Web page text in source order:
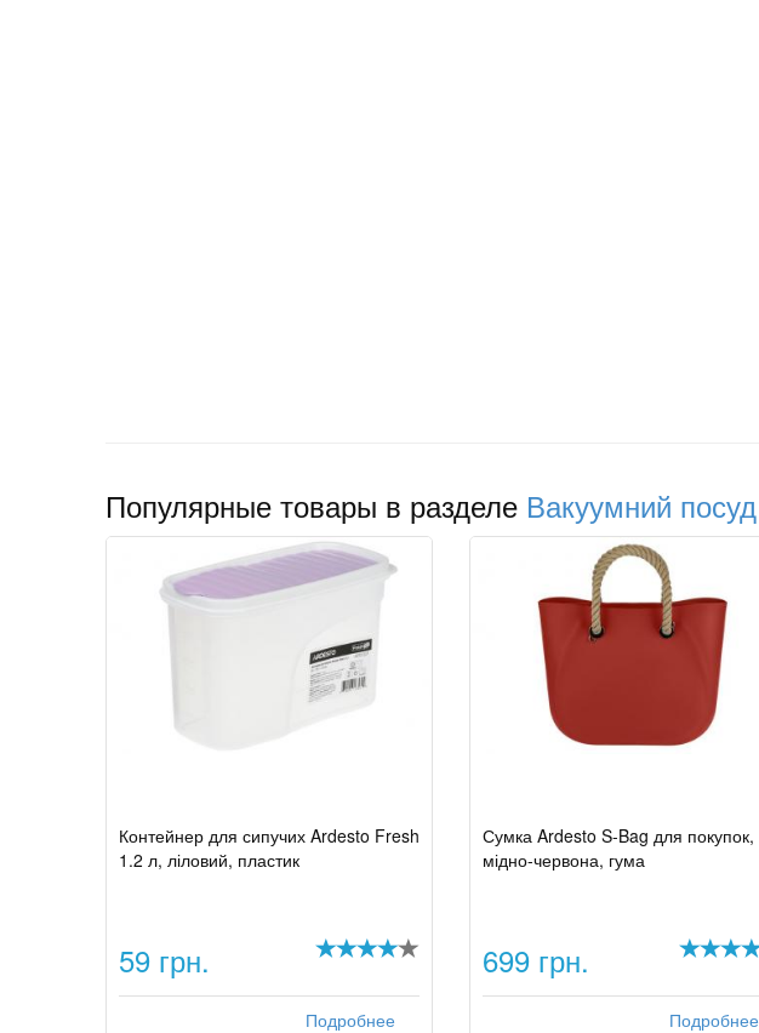
Популярные товары в разделе Вакуумний посуд
Контейнер для сипучих Ardesto Fresh
1.2 л, ліловий, пластик
59 грн.
Подробнее
Сумка Ardesto S-Bag для покупок,
мідно-червона, гума
699 грн.
Подробнее